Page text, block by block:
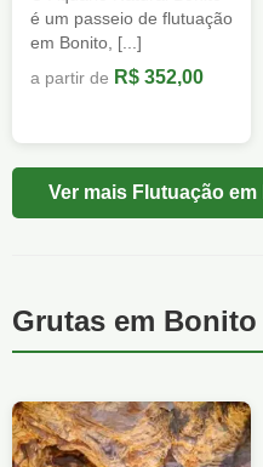
é um passeio de flutuação
em Bonito, [...]
a partir de R$ 352,00
Ver mais Flutuação
Grutas em Bonito